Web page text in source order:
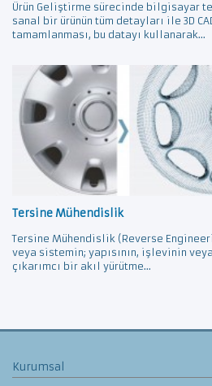
Ürün Geliştirme sürecinde bilgisayar
sanal bir ürünün tüm detayları ile 3D
tamamlanması, bu datayı kullanarak...
Tersine Mühendislik
Tersine Mühendislik (Reverse
veya sistemin; yapısının, işlevinin
çıkarımcı bir akıl yürütme...
Kurumsal